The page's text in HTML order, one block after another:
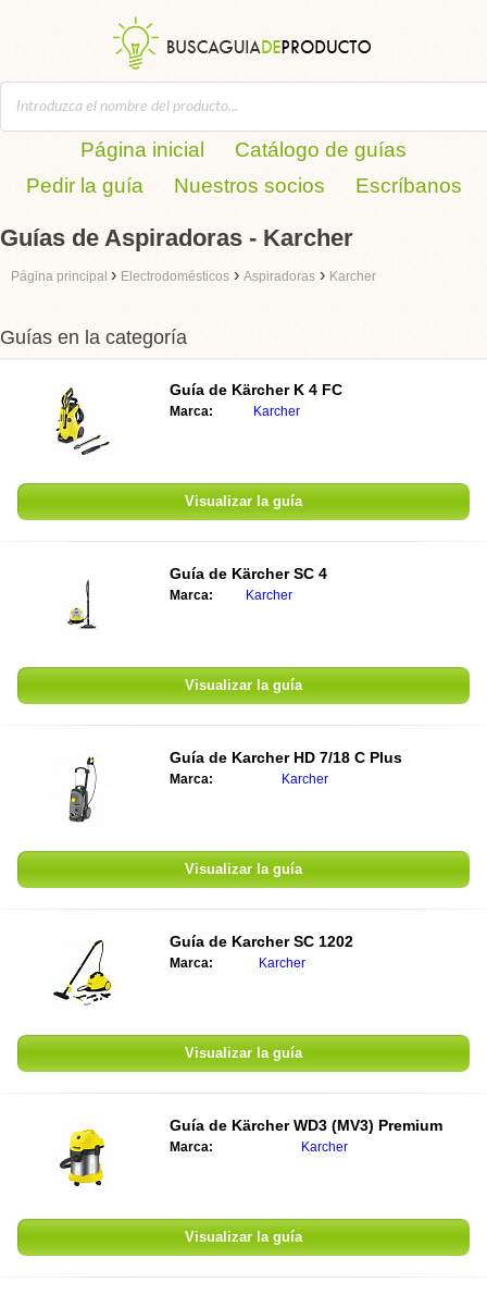
Página inicial
Catálogo de guías
Pedir la guía
Nuestros socios Escríbanos
Guías de Aspiradoras - Karcher
Página principal › Electrodomésticos › Aspiradoras › Karcher
Guías en la categoría
Guía de Kärcher K 4 FC
Marca: Karcher
Visualizar la guía
Guía de Kärcher SC 4
Marca: Karcher
Visualizar la guía
Guía de Karcher HD 7/18 C Plus
Marca: Karcher
Visualizar la guía
Guía de Karcher SC 1202
Marca: Karcher
Visualizar la guía
Guía de Kärcher WD3 (MV3) Premium
Marca: Karcher
Visualizar la guía